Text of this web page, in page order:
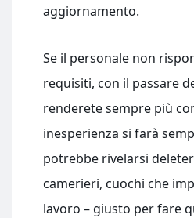
aggiornamento.
Se il personale non
requisiti, con il passare
renderete sempre più
inesperienza si farà
potrebbe rivelarsi
camerieri, cuochi che
lavoro – giusto per fare